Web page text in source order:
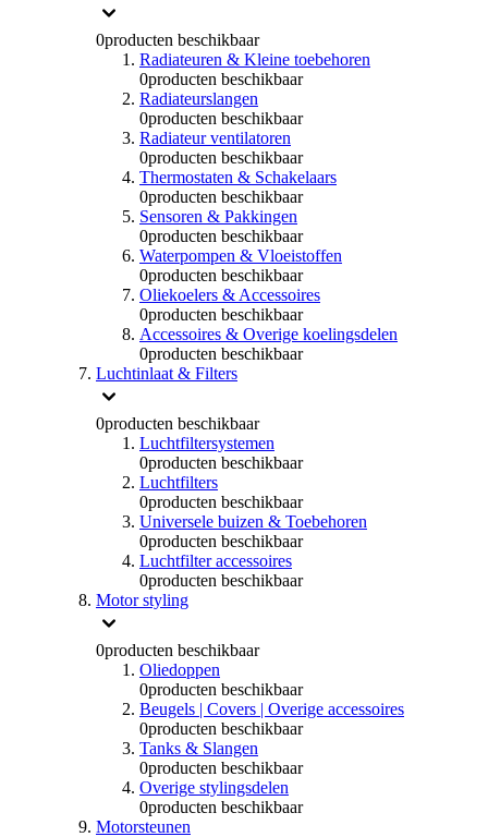
0producten beschikbaar
Radiateuren & Kleine toebehoren
0producten beschikbaar
Radiateurslangen
0producten beschikbaar
Radiateur ventilatoren
0producten beschikbaar
Thermostaten & Schakelaars
0producten beschikbaar
Sensoren & Pakkingen
0producten beschikbaar
Waterpompen & Vloeistoffen
0producten beschikbaar
Oliekoelers & Accessoires
0producten beschikbaar
Accessoires & Overige koelingsdelen
0producten beschikbaar
Luchtinlaat & Filters
0producten beschikbaar
Luchtfiltersystemen
0producten beschikbaar
Luchtfilters
0producten beschikbaar
Universele buizen & Toebehoren
0producten beschikbaar
Luchtfilter accessoires
0producten beschikbaar
Motor styling
0producten beschikbaar
Oliedoppen
0producten beschikbaar
Beugels | Covers | Overige accessoires
0producten beschikbaar
Tanks & Slangen
0producten beschikbaar
Overige stylingsdelen
0producten beschikbaar
Motorsteunen